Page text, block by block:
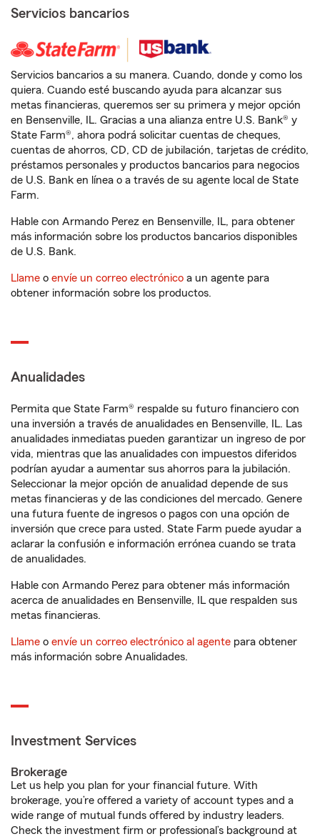
Servicios bancarios
Servicios bancarios a su manera. Cuando, donde y como los
quiera. Cuando esté buscando ayuda para alcanzar sus
metas financieras, queremos ser su primera y mejor opción
en Bensenville, IL. Gracias a una alianza entre U.S. Bank® y
State Farm®, ahora podrá solicitar cuentas de cheques,
cuentas de ahorros, CD, CD de jubilación, tarjetas de crédito,
préstamos personales y productos bancarios para negocios
de U.S. Bank en línea o a través de su agente local de State
Farm.
Hable con Armando Perez en Bensenville, IL, para obtener
más información sobre los productos bancarios disponibles
de U.S. Bank.
Llame o envíe un correo electrónico a un agente para
obtener información sobre los productos.
Anualidades
Permita que State Farm® respalde su futuro financiero con
una inversión a través de anualidades en Bensenville, IL. Las
anualidades inmediatas pueden garantizar un ingreso de por
vida, mientras que las anualidades con impuestos diferidos
podrían ayudar a aumentar sus ahorros para la jubilación.
Seleccionar la mejor opción de anualidad depende de sus
metas financieras y de las condiciones del mercado. Genere
una futura fuente de ingresos o pagos con una opción de
inversión que crece para usted. State Farm puede ayudar a
aclarar la confusión e información errónea cuando se trata
de anualidades.
Hable con Armando Perez para obtener más información
acerca de anualidades en Bensenville, IL que respalden sus
metas financieras.
Llame o envíe un correo electrónico al agente para obtener
más información sobre Anualidades.
Investment Services
Brokerage
Let us help you plan for your financial future. With
brokerage, you’re offered a variety of account types and a
wide range of mutual funds offered by industry leaders.
Check the investment firm or professional’s background at